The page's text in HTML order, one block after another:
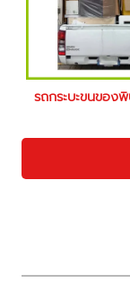
รถกระบะขนของ